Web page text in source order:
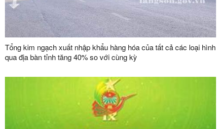
Tổng kim ngạch xuất nhập khẩu hàng hóa của tất cả các loại hình
qua địa bàn tỉnh tăng 40% so với cùng kỳ